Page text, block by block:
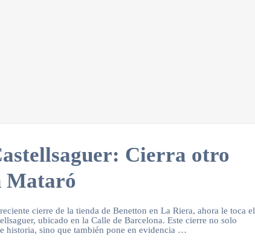
Cierra otro
Mataró
cierre de la tienda de Benetton en La Riera, ahora le toca el
ubicado en la Calle de Barcelona. Este cierre no solo
historia, sino que también pone en evidencia …